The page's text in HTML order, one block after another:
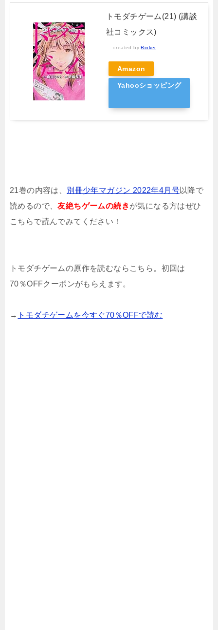
トモダチゲーム(21) (講談
社コミックス)
created byRinker
Amazon
Yahooショッピング
21巻の内容は、 別冊少年マガジン 2022年4月号以降で
読めるので、友絶ちゲームの続きが気になる方はぜひ
こちらで読んでみてください！
トモダチゲームの原作を読むならこちら。初回は
70％OFFクーポンがもらえます。
→ トモダチゲームを今すぐ70％OFFで読む